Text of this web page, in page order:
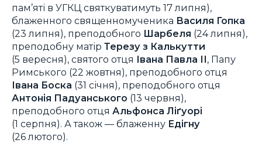
пам’яті в УГКЦ святкуватимуть 17 липня),
блаженного священномученика Василя Гопка
(23 липня), преподобного Шарбеля (24 липня),
преподобну матір Терезу з Калькутти
(5 вересня), святого отця Івана Павла ІІ, Папу
Римського (22 жовтня), преподобного отця
Івана Боска (31 січня), преподобного отця
Антонія Падуанського (13 червня),
преподобного отця Альфонса Ліґуорі
(1 серпня). А також — блаженну Едігну
(26 лютого).